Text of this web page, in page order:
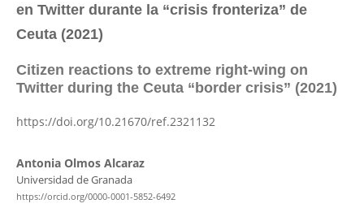
en Twitter durante la “crisis fronteriza” de
Ceuta (2021)
Citizen reactions to extreme right-wing on
Twitter during the Ceuta “border crisis” (2021)
https://doi.org/10.21670/ref.2321132
Antonia Olmos Alcaraz
Universidad de Granada
https://orcid.org/0000-0001-5852-6492